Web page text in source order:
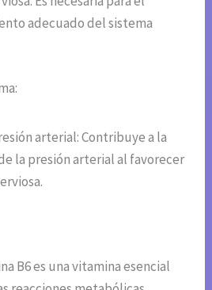
adecuado del sistema
arterial: Contribuye a la
la presión arterial al favorecer
B6 es una vitamina esencial